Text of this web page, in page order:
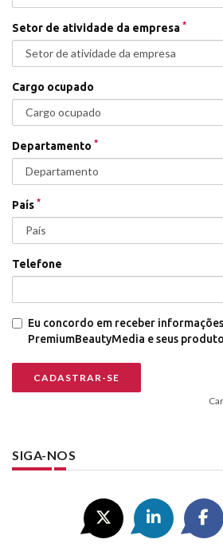
Setor de atividade da empresa *
Cargo ocupado
Departamento *
País *
Telefone
Eu concordo em receber
PremiumBeautyMedia e seus
SIGA-NOS